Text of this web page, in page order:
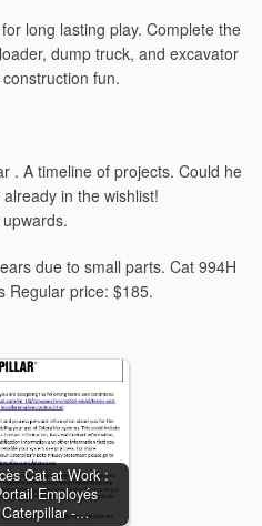
long lasting play. Complete the
dump truck, and excavator
fun.
. A timeline of projects. Could he
in the wishlist!
due to small parts. Cat 994H
Regular price: $185.
Cat at Work :
Employés
Caterpillar -…